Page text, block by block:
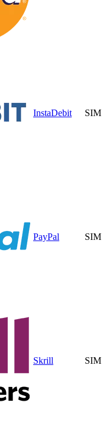
InstaDebit SIM
PayPal SIM
Skrill SIM